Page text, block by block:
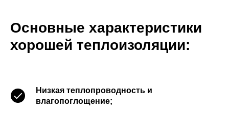
Основные характеристики
хорошей теплоизоляции:
Низкая теплопроводность и
влагопоглощение;